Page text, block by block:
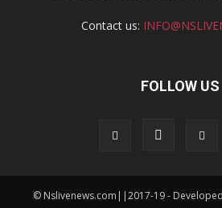
Contact us:
FOLLOW US
© Nslivenews.com||2017-19 -